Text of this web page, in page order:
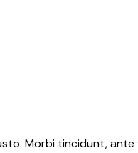
Morbi tincidunt,